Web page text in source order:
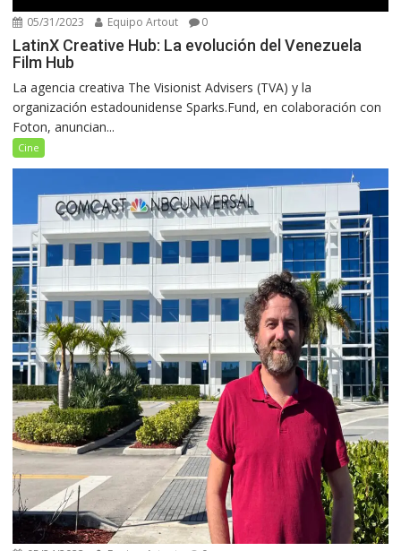
05/31/2023 Equipo Artout 0
LatinX Creative Hub: La evolución del Venezuela
Film Hub
La agencia creativa The Visionist Advisers (TVA) y la
organización estadounidense Sparks.Fund, en colaboración con
Foton, anuncian...
Cine